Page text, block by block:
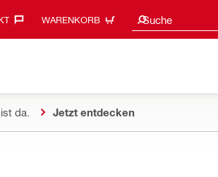
WARENKORB Suche
Suchvorschläge
da. Jetzt entdecken